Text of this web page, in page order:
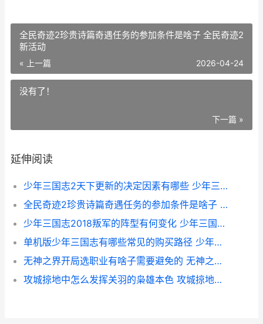
全民奇迹2珍贵诗篇奇遇任务的参加条件是啥子 全民奇迹2
新活动
« 上一篇 2026-04-24
没有了！
下一篇 »
延伸阅读
少年三国志2天下更新的决定因素有哪些 少年三国志2天金
全民奇迹2珍贵诗篇奇遇任务的参加条件是啥子 全民奇迹2新活动
少年三国志2018叛军的阵型有何变化 少年三国志20.01折版本
单机版少年三国志有哪些常见的购买路径 少年三国志单机内购破解版
无神之界开局选职业有啥子需要避免的 无神之界吧
攻城掠地中怎么发挥关羽的枭雄本色 攻城掠地中怎么升级战力